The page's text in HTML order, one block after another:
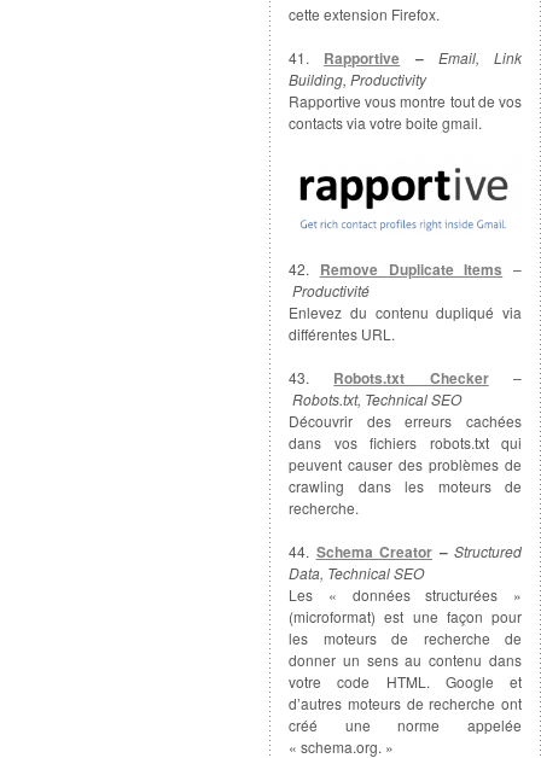
cette extension Firefox.
41. Rapportive – Email, Link
Building, Productivity
Rapportive vous montre tout de vos
contacts via votre boite gmail.
42. Remove Duplicate Items –
Productivité
Enlevez du contenu dupliqué via
différentes URL.
43. Robots.txt Checker
–
Robots.txt, Technical SEO
Découvrir des erreurs cachées
dans vos fichiers robots.txt qui
peuvent causer des problèmes de
crawling dans les moteurs de
recherche.
44. Schema Creator – Structured
Data, Technical SEO
Les « données structurées »
(microformat) est une façon pour
les moteurs de recherche de
donner un sens au contenu dans
votre code HTML. Google et
d’autres moteurs de recherche ont
créé une norme appelée
« schema.org. »